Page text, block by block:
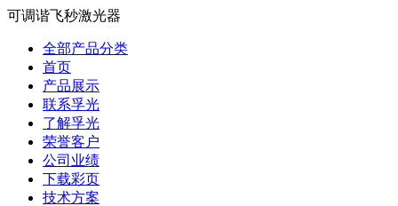
可调谐飞秒激光器
全部产品分类
首页
产品展示
联系孚光
了解孚光
荣誉客户
公司业绩
下载彩页
技术方案